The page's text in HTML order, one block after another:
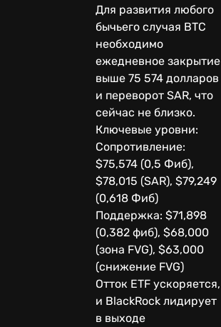
Для развития любого
бычьего случая BTC
необходимо
ежедневное закрытие
выше 75 574 долларов
и переворот SAR, что
сейчас не близко.
Ключевые уровни:
Сопротивление:
$75,574 (0,5 Фиб),
$78,015 (SAR), $79,249
(0,618 Фиб)
Поддержка: $71,898
(0,382 фиб), $68,000
(зона FVG), $63,000
(снижение FVG)
Отток ETF ускоряется,
и BlackRock лидирует
в выходе